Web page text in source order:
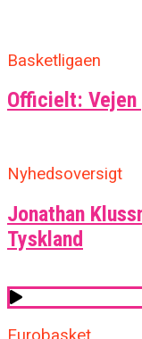
Basketligaen
Officielt: Vejen
Nyhedsoversigt
Jonathan
Tyskland
Eurobasket